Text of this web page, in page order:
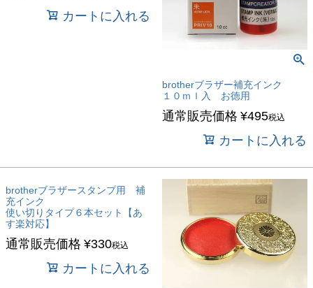
カートに入れる
brotherブラザー補充インク
１０ｍｌ入 お徳用
通常販売価格 ¥495税込
カートに入れる
brotherブラザースタンプ用 補
充インク
使い切りタイプ６本セット【あ
す楽対応】
通常販売価格 ¥330税込
カートに入れる